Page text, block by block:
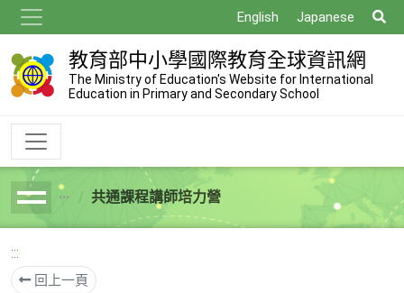
到
主
要
內
English Japanese
尋
教育部中小學國際教育全球資訊網
The Ministry of Education's Website for International
Education in Primary and Secondary School
breadcrumb共通課程講師培力營
:::
回上一頁